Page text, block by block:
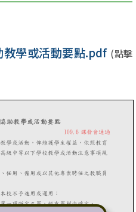
學或活動要點.pdf (點擊